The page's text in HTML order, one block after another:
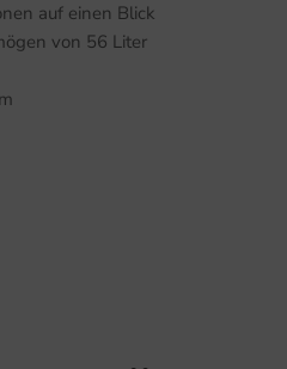
auf einen Blick
von 56 Liter